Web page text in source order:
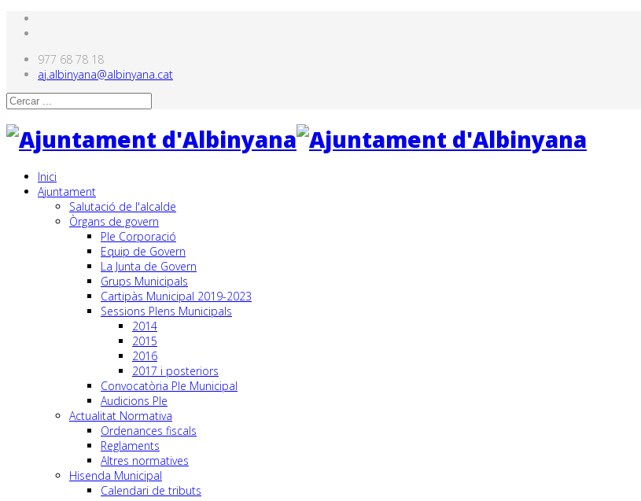
977 68 78 18
aj.albinyana@albinyana.cat
Inici
Ajuntament
Salutació de l'alcalde
Òrgans de govern
Ple Corporació
Equip de Govern
La Junta de Govern
Grups Municipals
Cartipàs Municipal 2019-2023
Sessions Plens Municipals
2014
2015
2016
2017 i posteriors
Convocatòria Ple Municipal
Audicions Ple
Actualitat Normativa
Ordenances fiscals
Reglaments
Altres normatives
Hisenda Municipal
Calendari de tributs